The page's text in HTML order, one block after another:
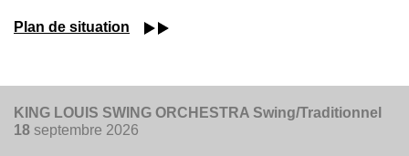
Plan de situation
KING LOUIS SWING ORCHESTRA Swing/Traditionnel
18 septembre 2026